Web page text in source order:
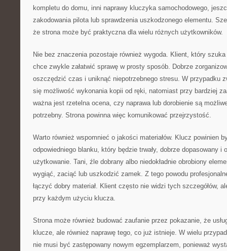
kompletu do domu, inni naprawy kluczyka samochodowego,
zakodowania pilota lub sprawdzenia uszkodzonego elementu.
że strona może być praktyczna dla wielu różnych użytkowników.
Nie bez znaczenia pozostaje również wygoda. Klient, który
chce zwykle załatwić sprawę w prosty sposób. Dobrze
oszczędzić czas i uniknąć niepotrzebnego stresu. W przypadku
się możliwość wykonania kopii od ręki, natomiast przy bardziej
ważna jest rzetelna ocena, czy naprawa lub dorobienie są
potrzebny. Strona powinna więc komunikować przejrzystość.
Warto również wspomnieć o jakości materiałów. Klucz powinien
odpowiedniego blanku, który będzie trwały, dobrze dopasowany i
użytkowanie. Tani, źle dobrany albo niedokładnie obrobiony
wygiąć, zaciąć lub uszkodzić zamek. Z tego powodu
łączyć dobry materiał. Klient często nie widzi tych szczegółów,
przy każdym użyciu klucza.
Strona może również budować zaufanie przez pokazanie, że
klucze, ale również naprawę tego, co już istnieje. W wielu
nie musi być zastępowany nowym egzemplarzem, ponieważ